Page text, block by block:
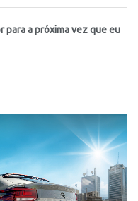
para a próxima vez que eu